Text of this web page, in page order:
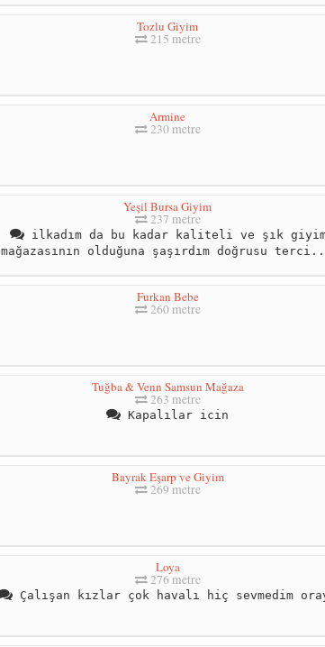
Tozlu Giyim
215 metre
Armine
230 metre
Yeşil Bursa Giyim
237 metre
ilkadım da bu kadar kaliteli ve şık
mağazasının olduğuna şaşırdım doğrusu
Furkan Bebe
260 metre
Tuğba & Venn Samsun Mağaza
263 metre
Kapalılar icin
Bayrak Eşarp ve Giyim
269 metre
Loya
276 metre
Çalışan kızlar çok havalı hiç sevmedim